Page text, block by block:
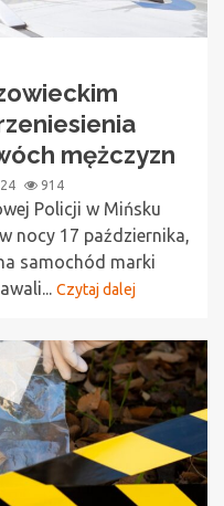
mężczyzn
914
Policji w Mińsku
nocy 17 października,
samochód marki
Czytaj dalej